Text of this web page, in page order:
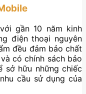
gần 10 năm kinh
điện thoại nguyên
đều đảm bảo chất
có chính sách bảo
sở hữu những chiếc
cầu sử dụng của